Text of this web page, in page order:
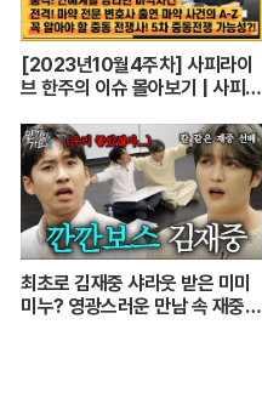
[2023년10월4주차] 사피라이
브 한주의 이슈 몰아보기 | 사피라
최초로 김재중 샤라웃 받은 미미
미누? 영광스러운 만남 속 재중